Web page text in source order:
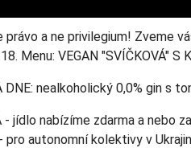
právo a ne privilegium! Zveme
Menu: VEGAN "SVÍČKOVÁ" S
DNE: nealkoholický 0,0% gin s
- jídlo nabízíme zdarma a nebo
autonomní kolektivy v